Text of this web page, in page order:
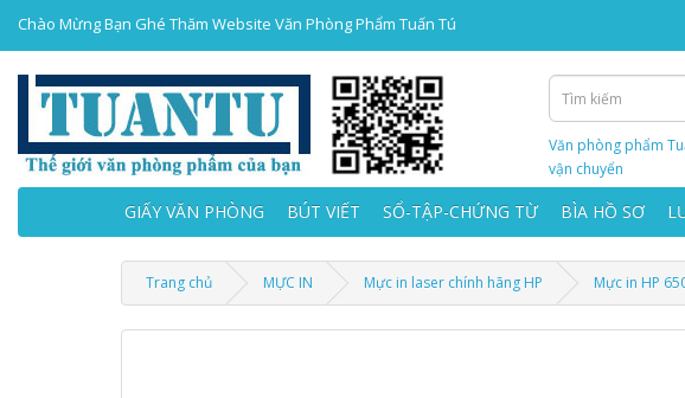
Chào Mừng Bạn Ghé Thăm Website Văn Phòng Phẩm Tuấn Tú
Văn phòng phẩm
vận chuyển
GIẤY VĂN PHÒNG BÚT VIẾT SỔ-TẬP-CHỨNG TỪ BÌA HỒ SƠ
Trang chủ MỰC IN Mực in laser chính hãng HP Mực in HP